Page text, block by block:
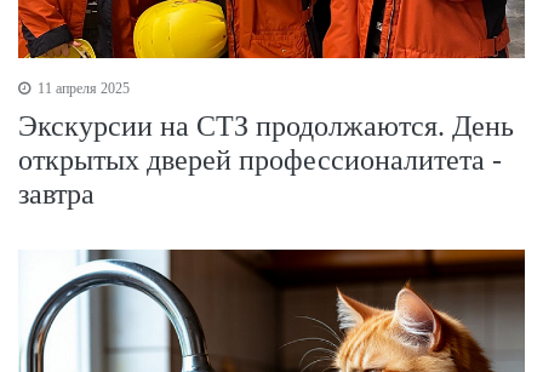
11 апреля 2025
Экскурсии на СТЗ продолжаются. День
открытых дверей профессионалитета -
завтра